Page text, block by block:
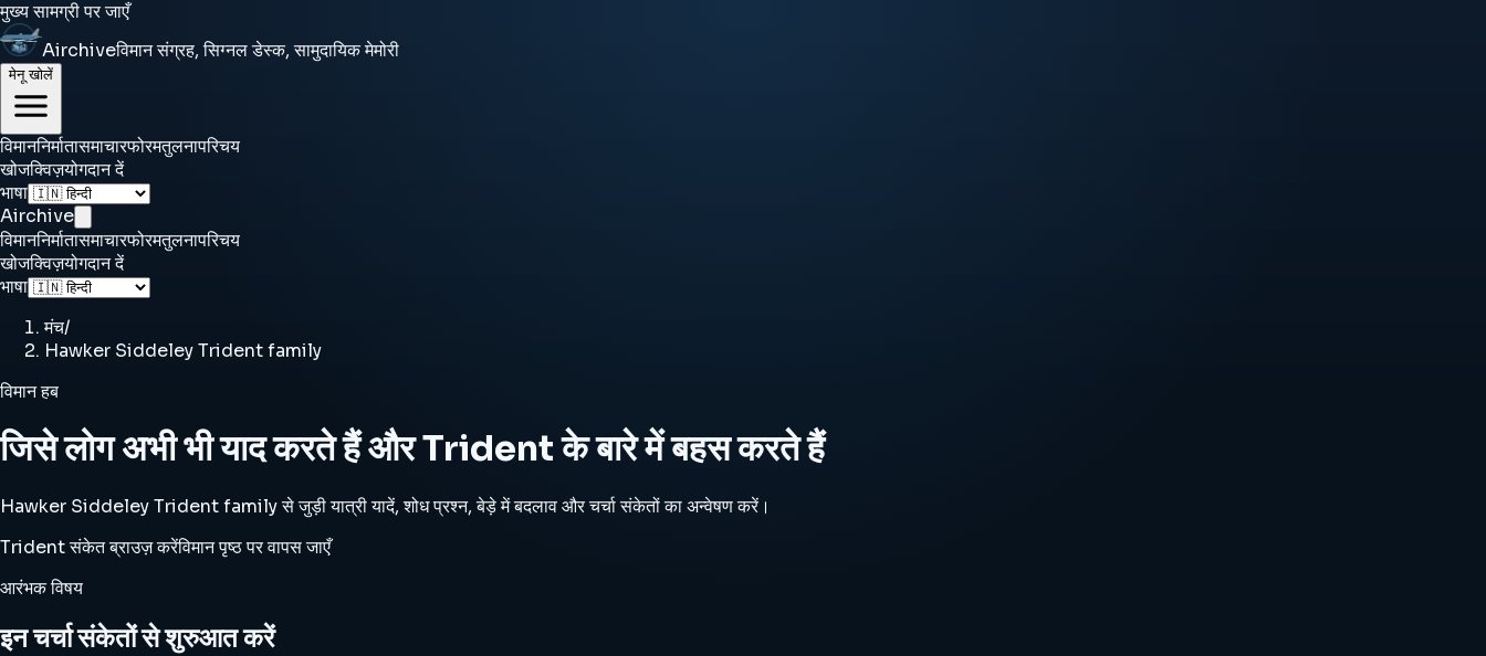
मुख्य सामग्री पर जाएँ
Airchiveविमान संग्रह, सिग्नल डेस्क, सामुदायिक मेमोरी
मेनू खोलें
विमाननिर्मातासमाचारफोरमतुलनापरिचय
खोजक्विज़योगदान दें
भाषा
Airchive
विमाननिर्मातासमाचारफोरमतुलनापरिचय
खोजक्विज़योगदान दें
भाषा
मंच/
Hawker Siddeley Trident family
विमान हब
जिसे लोग अभी भी याद करते हैं और Trident के बारे में बहस करते हैं
Hawker Siddeley Trident family से जुड़ी यात्री यादें, शोध प्रश्न, बेड़े में बदलाव और चर्चा संकेतों का अन्वेषण करें।
Trident संकेत ब्राउज़ करेंविमान पृष्ठ पर वापस जाएँ
आरंभक विषय
इन चर्चा संकेतों से शुरुआत करें